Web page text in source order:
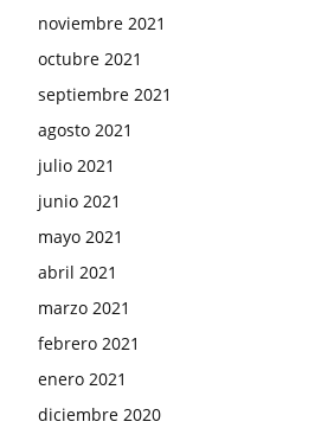
noviembre 2021
octubre 2021
septiembre 2021
agosto 2021
julio 2021
junio 2021
mayo 2021
abril 2021
marzo 2021
febrero 2021
enero 2021
diciembre 2020